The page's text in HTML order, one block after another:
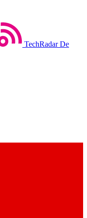
TechRadar De